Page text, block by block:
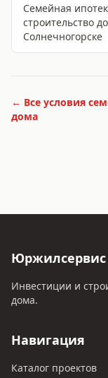
Семейная
строительство
Солнечногорске
← Все условия
дома
Юржилсервис
Инвестиции и
дома.
Навигация
Каталог проектов